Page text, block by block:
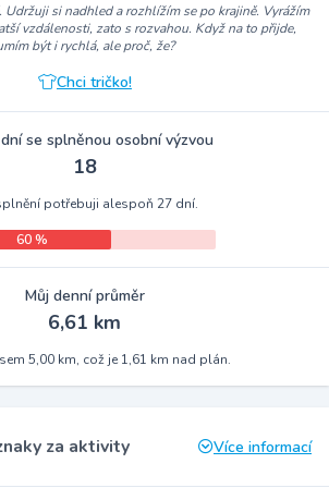
Udržuji si nadhled a rozhlížím se po krajině. Vyrážím
vzdálenosti, zato s rozvahou. Když na to přijde,
být i rychlá, ale proč, že?
Chci tričko!
se splněnou osobní výzvou
18
potřebuji alespoň 27 dní.
60 %
Můj denní průměr
6,61 km
5,00 km, což je 1,61 km nad plán.
za aktivity Více informací